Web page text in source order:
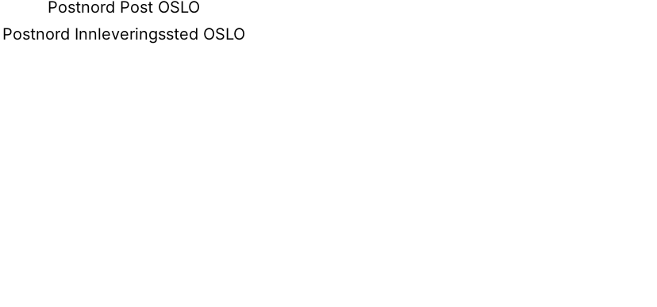
Postnord Post OSLO
Postnord Innleveringssted OSLO